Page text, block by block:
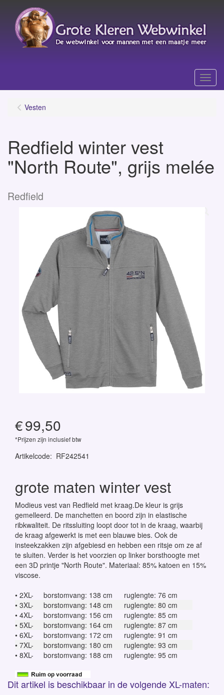
Menu
Vesten
Redfield winter vest
"North Route", grijs melée
Redfield
€99,50
*Prijzen zijn inclusief btw
Artikelcode: RF242541
grote maten winter vest
Modieus vest van Redfield met kraag.De kleur is grijs
gemelleerd. De manchetten en boord zijn in elastische
ribkwaliteit. De ritssluiting loopt door tot in de kraag, waarbij
de kraag afgewerkt is met een blauwe bies. Ook de
insteekzakken zijn afgebiesd en hebben een ritsje om ze af
te sluiten. Verder is het voorzien op linker borsthoogte met
een 3D printje "North Route". Materiaal: 85% katoen en 15%
viscose.
• 2XL-
borstomvang: 138 cm
ruglengte: 76 cm
• 3XL-
borstomvang: 148 cm
ruglengte: 80 cm
• 4XL-
borstomvang: 156 cm
ruglengte: 85 cm
• 5XL-
borstomvang: 164 cm
ruglengte: 87 cm
• 6XL-
borstomvang: 172 cm
ruglengte: 91 cm
• 7XL-
borstomvang: 180 cm
ruglengte: 93 cm
• 8XL-
borstomvang: 188 cm ruglengte: 95 cm
Dit artikel is beschikbaar in de volgende XL-maten: